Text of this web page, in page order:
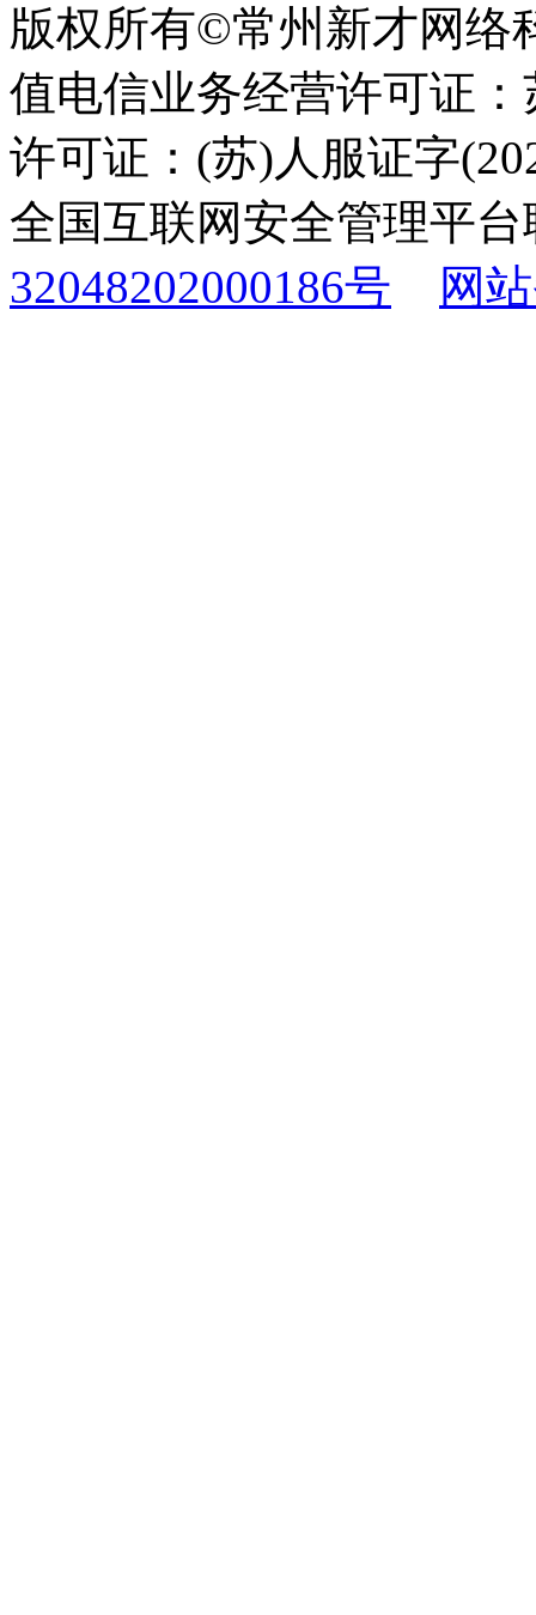
版权所有©常州新才网络
值电信业务经营许可证
许可证：(苏)人服证字
全国互联网安全管理平
32048202000186号
网